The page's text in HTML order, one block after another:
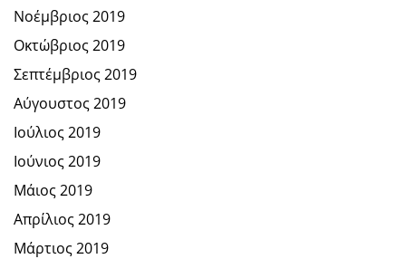
Νοέμβριος 2019
Οκτώβριος 2019
Σεπτέμβριος 2019
Αύγουστος 2019
Ιούλιος 2019
Ιούνιος 2019
Μάιος 2019
Απρίλιος 2019
Μάρτιος 2019